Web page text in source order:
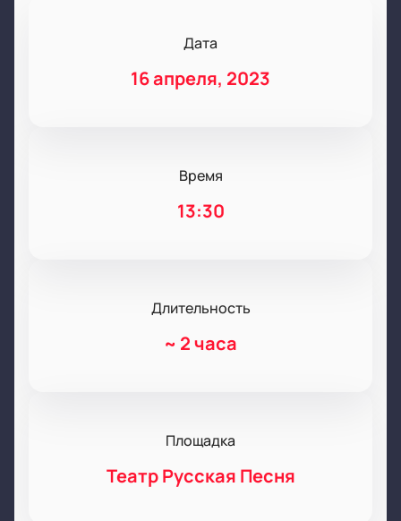
Дата
16 апреля, 2023
Время
13:30
Длительность
~ 2 часа
Площадка
Театр Русская Песня